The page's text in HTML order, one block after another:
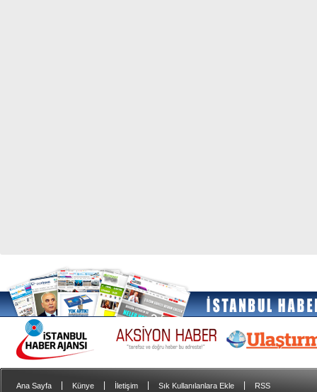
Ana Sayfa Künye İletişim Sık Kullanılanlara Ekle RSS